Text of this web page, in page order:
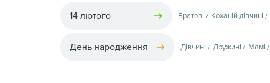
14 лютого Братові Коханій дівчині
День народження Дівчині Дружині Мамі